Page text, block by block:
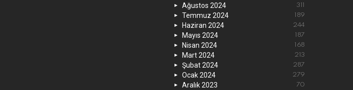
Ağustos 2024 311
Temmuz 2024 189
Haziran 2024 244
Mayıs 2024 187
Nisan 2024 168
Mart 2024 213
Şubat 2024 287
Ocak 2024 279
Aralık 2023 70